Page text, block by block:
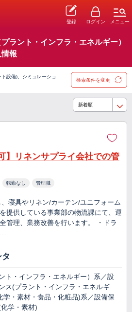
登録 ログイン メニュー
ラント・インフラ・エネルギー）
報
設備)、シミュレーショ
検索条件を変更
】リネンサプライ会社での管
転勤なし 管理職
、寝具やリネン/カーテン/ユニフォーム
提供している事業部の物流課にて、運
管理、業務改善を行います。 ・ドラ
…
ト・インフラ・エネルギー）系／設
ス(プラント・インフラ・エネルギ
学・素材・食品・化粧品)系／設備保
学・素材)